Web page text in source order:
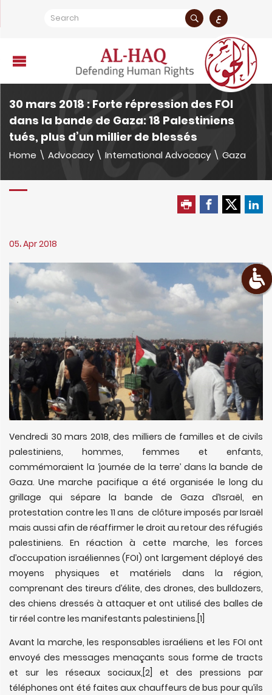
ع
30 mars 2018 : Forte répression des FOI
dans la bande de Gaza: 18 Palestiniens
tués, plus d’un millier de blessés
Home \ Advocacy \ International Advocacy \ Gaza
05، Apr 2018
Vendredi 30 mars 2018, des milliers de familles et de civils
palestiniens, hommes, femmes et enfants,
commémoraient la ‘journée de la terre’ dans la bande de
Gaza. Une marche pacifique a été organisée le long du
grillage qui sépare la bande de Gaza d’Israël, en
protestation contre les 11 ans de clôture imposés par Israël
mais aussi afin de réaffirmer le droit au retour des réfugiés
palestiniens. En réaction à cette marche, les forces
d’occupation israéliennes (FOI) ont largement déployé des
moyens physiques et matériels dans la région,
comprenant des tireurs d’élite, des drones, des bulldozers,
des chiens dressés à attaquer et ont utilisé des balles de
tir réel contre les manifestants palestiniens. [1]
Avant la marche, les responsables israéliens et les FOI ont
envoyé des messages menaçants sous forme de tracts
et sur les réseaux sociaux, [2] et des pressions par
téléphones ont été faites aux chauffeurs de bus pour qu’ils